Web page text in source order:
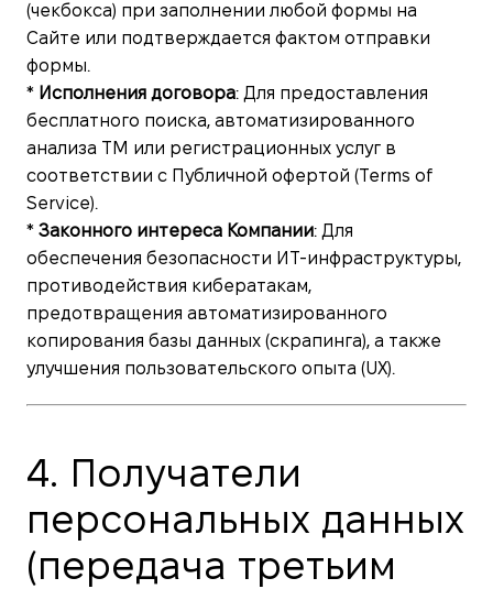
(чекбокса) при заполнении любой формы на
Сайте или подтверждается фактом отправки
формы.
* Исполнения договора: Для предоставления
бесплатного поиска, автоматизированного
анализа ТМ или регистрационных услуг в
соответствии с Публичной офертой (Terms of
Service).
* Законного интереса Компании: Для
обеспечения безопасности ИТ-инфраструктуры,
противодействия кибератакам,
предотвращения автоматизированного
копирования базы данных (скрапинга), а также
улучшения пользовательского опыта (UX).
4. Получатели
персональных данных
(передача третьим